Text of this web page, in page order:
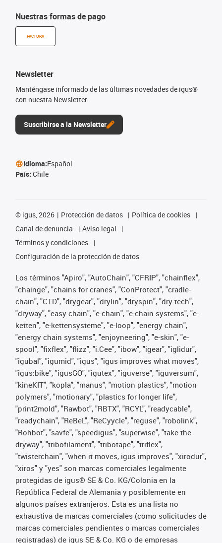
Nuestras formas de pago
FACTURA
Newsletter
Manténgase informado de las últimas novedades de igus®
con nuestra Newsletter.
Suscribirse a la Newsletter
Idioma:Español
País: Chile
© igus, 2026 Protección de datos
Política de cookies
Canal de denuncia
Aviso legal
Términos y condiciones
Configuración de la protección de datos
Los términos "Apiro", "AutoChain", "CFRIP", "chainflex",
"chainge", "chains for cranes", "ConProtect", "cradle-
chain", "CTD", "drygear", "drylin", "dryspin", "dry-tech",
"dryway", "easy chain", "e-chain", "e-chain systems", "e-
ketten", "e-kettensysteme", "e-loop", "energy chain",
"energy chain systems", "enjoyneering", "e-skin", "e-
spool", "fixflex", "flizz", "i.Cee", "ibow", "igear", "iglidur",
"igubal", "igumid", "igus", "igus improves what moves",
"igus:bike", "igusGO", "igutex", "iguverse", "iguversum",
"kineKIT", "kopla", "manus", "motion plastics", "motion
polymers", "motionary", "plastics for longer life",
"print2mold", "Rawbot", "RBTX", "RCYL", "readycable",
"readychain", "ReBeL", "ReCyycle", "reguse", "robolink",
"Rohbot", "savfe", "speedigus", "superwise", "take the
dryway", "tribofilament", "tribotape", "triflex",
"twisterchain", "when it moves, igus improves", "xirodur",
"xiros" y "yes" son marcas comerciales legalmente
protegidas de igus® SE & Co. KG/Colonia en la
República Federal de Alemania y posiblemente en
algunos países extranjeros. Esta es una lista no
exhaustiva de marcas comerciales (como solicitudes de
marcas comerciales pendientes o marcas comerciales
registradas) de igus SE & Co. KG o de empresas